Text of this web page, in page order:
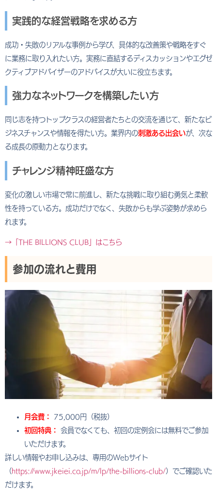
実践的な経営戦略を求める方
成功・失敗のリアルな事例から学び、具体的な改善策や戦略をすぐ
に業務に取り入れたい方。実務に直結するディスカッションやエグゼ
クティブアドバイザーのアドバイスが大いに役立ちます。
強力なネットワークを構築したい方
同じ志を持つトップクラスの経営者たちとの交流を通じて、新たなビ
ジネスチャンスや情報を得たい方。業界内の刺激ある出会いが、次な
る成長の原動力となります。
チャレンジ精神旺盛な方
変化の激しい市場で常に前進し、新たな挑戦に取り組む勇気と柔軟
性を持っている方。成功だけでなく、失敗からも学ぶ姿勢が求めら
れます。
→「THE BILLIONS CLUB」はこちら
参加の流れと費用
月会費：
75,000円（税抜）
初回特典：
会員でなくても、初回の定例会には無料でご参加
いただけます。
詳しい情報やお申し込みは、専用のWebサイト
（ https://www.jkeiei.co.jp/m/lp/the-billions-club/）でご確認いた
だけます。